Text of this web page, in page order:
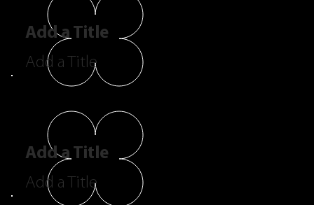
Add a Title
Add a Title
Add a Title
Add a Title